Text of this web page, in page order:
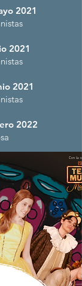
2021
2021
2021
2022